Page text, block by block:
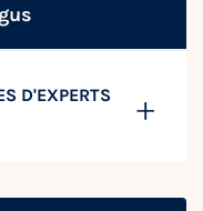
D'EXPERTS